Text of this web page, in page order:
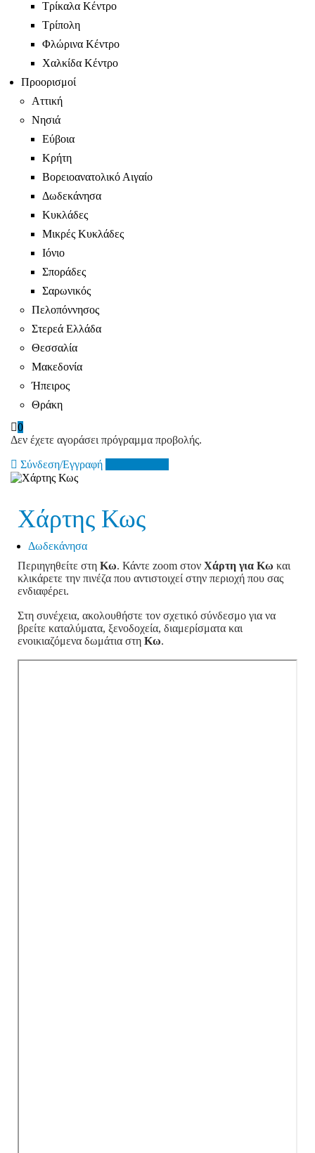
Τρίκαλα Κέντρο
Τρίπολη
Φλώρινα Κέντρο
Χαλκίδα Κέντρο
Προορισμοί
Αττική
Νησιά
Εύβοια
Κρήτη
Βορειοανατολικό Αιγαίο
Δωδεκάνησα
Κυκλάδες
Μικρές Κυκλάδες
Ιόνιο
Σποράδες
Σαρωνικός
Πελοπόννησος
Στερεά Ελλάδα
Θεσσαλία
Μακεδονία
Ήπειρος
Θράκη
0
Δεν έχετε αγοράσει πρόγραμμα προβολής.
Σύνδεση/Εγγραφή
Χάρτης Κως
Δωδεκάνησα
Περιηγηθείτε στη Κω. Κάντε zoom στον Χάρτη για Κω και
κλικάρετε την πινέζα που αντιστοιχεί στην περιοχή που σας
ενδιαφέρει.
Στη συνέχεια, ακολουθήστε τον σχετικό σύνδεσμο για να
βρείτε καταλύματα, ξενοδοχεία, διαμερίσματα και
ενοικιαζόμενα δωμάτια στη Κω.